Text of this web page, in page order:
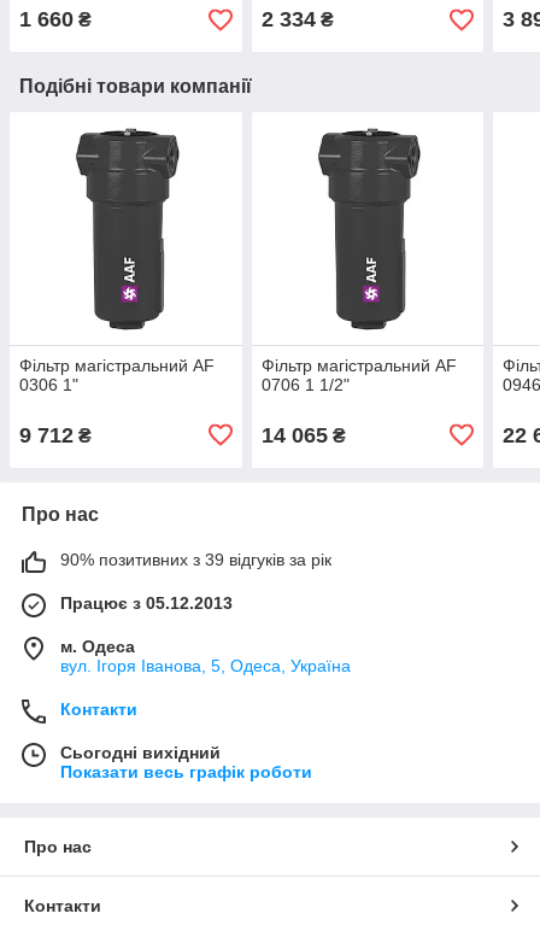
1 660 ₴ 2 334₴ 3
Подібні товари компанії
Фільтр магістральний AF
0306 1"
9 712 ₴
Фільтр магістральний AF
0706 1 1/2"
14 065₴ 22
Про нас
90% позитивних з 39 відгуків за рік
Працює з 05.12.2013
м. Одеса
вул. Ігоря Іванова, 5, Одеса, Україна
Контакти
Сьогодні вихідний
Показати весь графік роботи
Про нас
Контакти